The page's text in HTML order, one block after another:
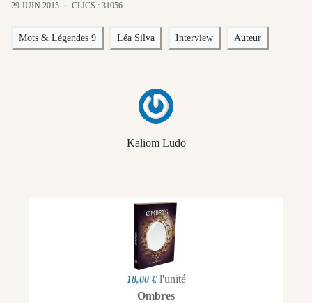
29 JUIN 2015
CLICS : 31056
Kaliom Ludo
Mots & Légendes 9 Léa Silva Interview Auteur
18,00 € l'unité
Ombres